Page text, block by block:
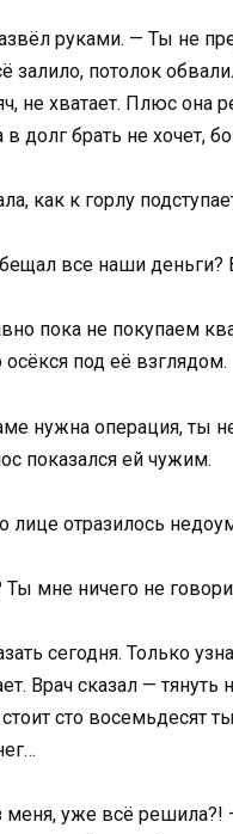
руками. — Ты не
залило, потолок
не хватает. Плюс она
в долг брать не
как к горлу
все наши деньги?
пока не покупаем
под её взглядом.
нужна операция, ты
показался ей чужим.
лице отразилось
мне ничего не
сегодня. Только
Врач сказал — тянуть
сто восемьдесят
меня, уже всё